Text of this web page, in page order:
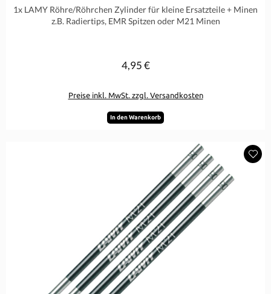
1x LAMY Röhre/Röhrchen Zylinder für kleine Ersatzteile + Minen
z.B. Radiertips, EMR Spitzen oder M21 Minen
Regulärer Preis:
4,95 €
Preise inkl. MwSt. zzgl. Versandkosten
In den Warenkorb